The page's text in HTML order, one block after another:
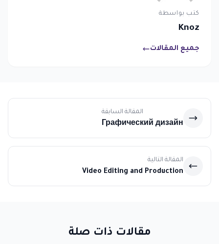
كتب بواسطة
Knoz
جميع المقالات
المقالة السابقة
Графический дизайн
المقالة التالية
Video Editing and Production
مقالات ذات صلة